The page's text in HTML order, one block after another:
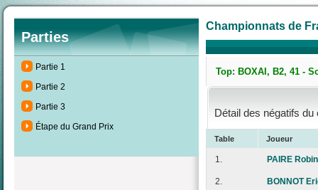
Parties
Partie 1
Partie 2
Partie 3
Étape du Grand Prix
Championnats de
Top: BOXAI, B2, 41 -
Détail des négatifs
Table Joueur
1. PAIRE Robin
2. BONNOT